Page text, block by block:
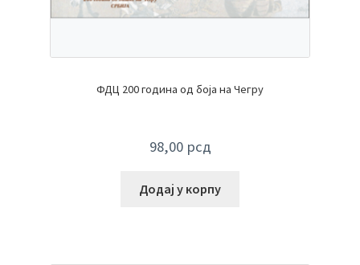
ФДЦ 200 година од боја на Чегру
98,00 рсд
Додај у корпу